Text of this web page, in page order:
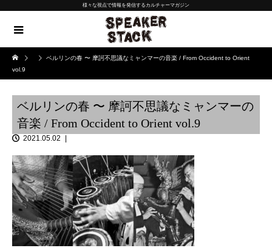
様々な視点で情報を発信するカルチャーマガジン
ベルリンの春 〜 摩訶不思議なミャンマーの音楽 / From Occident to Orient
vol.9
ベルリンの春 〜 摩訶不思議なミャンマーの
音楽 / From Occident to Orient vol.9
2021.05.02